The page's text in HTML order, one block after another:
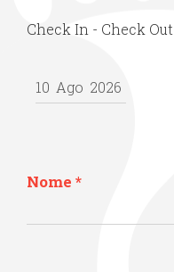
Check In - Check Out
Nome *